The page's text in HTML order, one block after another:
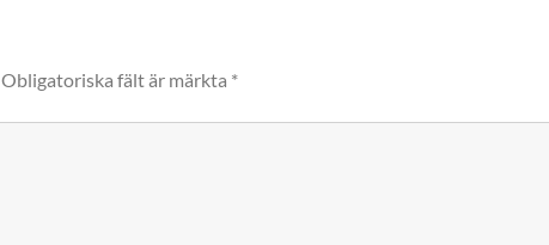
Obligatoriska fält är märkta *